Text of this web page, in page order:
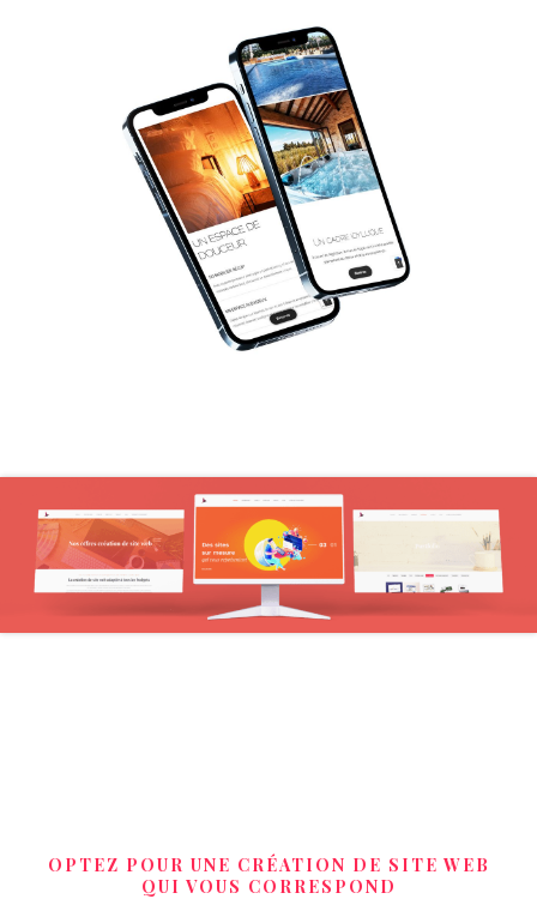
OPTEZ POUR UNE CRÉATION DE SITE WEB
QUI VOUS CORRESPOND